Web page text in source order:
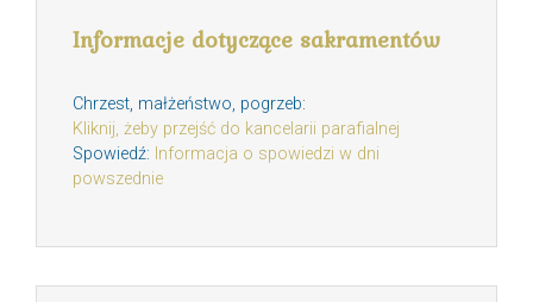
Informacje dotyczące sakramentów
Chrzest, małżeństwo, pogrzeb:
Kliknij, żeby przejść do kancelarii parafialnej
Spowiedź: Informacja o spowiedzi w dni
powszednie